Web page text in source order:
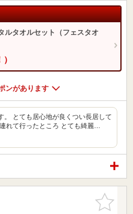
ルタオルセット（フェスタオ
ンがあります
。 とても居心地が良くつい長居して
れて行ったところ とても綺麗…
お気に入
りに追加